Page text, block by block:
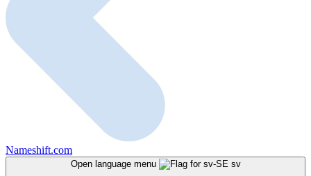
Nameshift.com
Open language menu sv